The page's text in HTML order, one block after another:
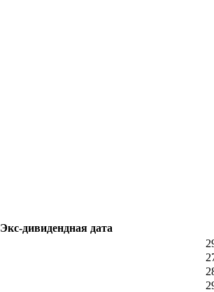
Экс-дивидендная дата